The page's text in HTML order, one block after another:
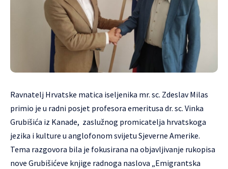
Ravnatelj Hrvatske matica iseljenika mr. sc. Zdeslav Milas
primio je u radni posjet profesora emeritusa dr. sc. Vinka
Grubišića iz Kanade, zaslužnog promicatelja hrvatskoga
jezika i kulture u anglofonom svijetu Sjeverne Amerike.
Tema razgovora bila je fokusirana na objavljivanje rukopisa
nove Grubišićeve knjige radnoga naslova „Emigrantska